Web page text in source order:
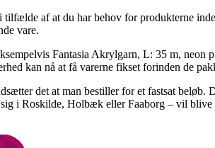
af at du har behov for produkterne
vare.
Fantasia Akrylgarn, L: 35 m, neon
kan nå at få varerne fikset forinden de
det at man bestiller for et fastsat beløb.
i Roskilde, Holbæk eller Faaborg – vil blive